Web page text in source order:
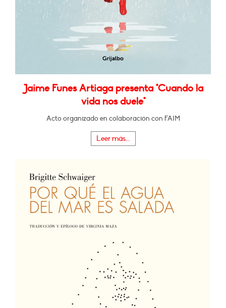
Jaime Funes Artiaga presenta "Cuando la
vida nos duele"
Acto organizado en colaboración con FAIM
Leer más...